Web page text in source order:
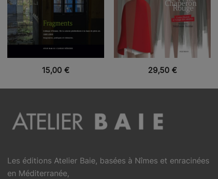
VUE RAPIDE
15,00 € VUE RAPIDE
29,50 €
Les éditions Atelier Baie, basées à Nîmes et enracinées
en Méditerranée,